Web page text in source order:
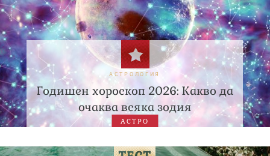
АСТРОЛОГИЯ
Годишен хороскоп 2026: Какво да
очаква всяка зодия
АСТРО